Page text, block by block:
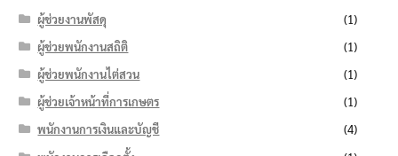
ผู้ช่วยงานพัสดุ
(1)
ผู้ช่วยพนักงานสถิติ
(1)
ผู้ช่วยพนักงานไต่สวน
(1)
ผู้ช่วยเจ้าหน้าที่การเกษตร
(1)
พนักงานการเงินและบัญชี
(4)